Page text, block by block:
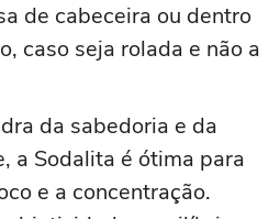
de cabeceira ou dentro
caso seja rolada e não a
da sabedoria e da
a Sodalita é ótima para
e a concentração.